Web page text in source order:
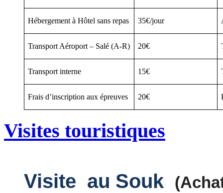
Hébergement à Hôtel sans repas 35€/jour
Transport Aéroport – Salé (A-R) 20€
Transport interne 15€
Frais d’inscription aux épreuves 20€
Visites touristiques
Visite au Souk